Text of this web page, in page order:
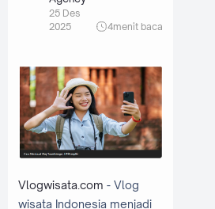
25 Des
2025
4menit baca
Vlogwisata.com - Vlog
wisata Indonesia menjadi